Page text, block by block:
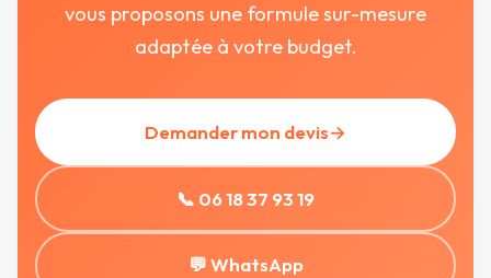
vous proposons une formule sur-mesure
adaptée à votre budget.
Demander mon devis→
📞 06 18 37 93 19
💬 WhatsApp